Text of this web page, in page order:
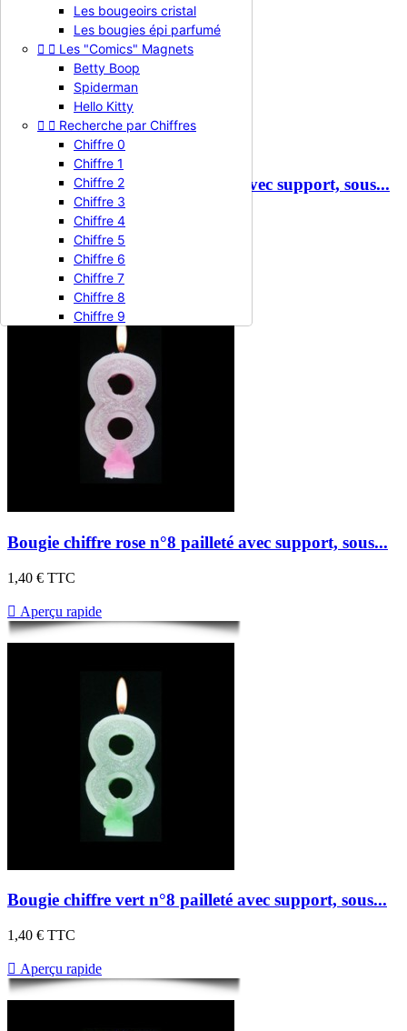
Les bougeoirs cristal
Les bougies épi parfumé
  Les "Comics" Magnets
Betty Boop
Spiderman
Hello Kitty
  Recherche par Chiffres
Chiffre 0
Chiffre 1
Chiffre 2
Chiffre 3
Chiffre 4
Chiffre 5
Chiffre 6
Chiffre 7
Chiffre 8
Chiffre 9
Bougie chiffre bleu n°8 pailleté avec support, sous...
TTC
Aperçu rapide
Bougie chiffre rose n°8 pailleté avec support, sous...
1,40 € TTC
 Aperçu rapide
Bougie chiffre vert n°8 pailleté avec support, sous...
1,40 € TTC
 Aperçu rapide